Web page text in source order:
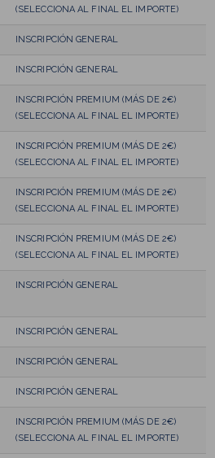
(SELECCIONA AL FINAL EL IMPORTE)
INSCRIPCIÓN GENERAL
INSCRIPCIÓN GENERAL
INSCRIPCIÓN PREMIUM (MÁS DE 2€)
(SELECCIONA AL FINAL EL IMPORTE)
INSCRIPCIÓN PREMIUM (MÁS DE 2€)
(SELECCIONA AL FINAL EL IMPORTE)
INSCRIPCIÓN PREMIUM (MÁS DE 2€)
(SELECCIONA AL FINAL EL IMPORTE)
INSCRIPCIÓN PREMIUM (MÁS DE 2€)
(SELECCIONA AL FINAL EL IMPORTE)
INSCRIPCIÓN GENERAL
INSCRIPCIÓN GENERAL
INSCRIPCIÓN GENERAL
INSCRIPCIÓN GENERAL
INSCRIPCIÓN PREMIUM (MÁS DE 2€)
(SELECCIONA AL FINAL EL IMPORTE)